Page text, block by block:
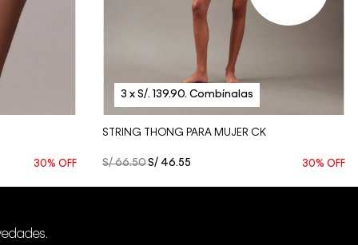
30% OFF
Vista Rápida
STRING THONG PARA MUJER CK
S/ 66.50S/ 46.55 30% OFF